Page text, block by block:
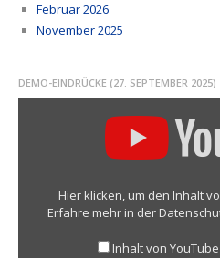
Februar 2026
November 2025
DEMO-EINDRÜCKE (27. SEPTEMBER 2025)
Inhalt
Hier klicken, um den Inhalt
Erfahre mehr in der
Inhalt von